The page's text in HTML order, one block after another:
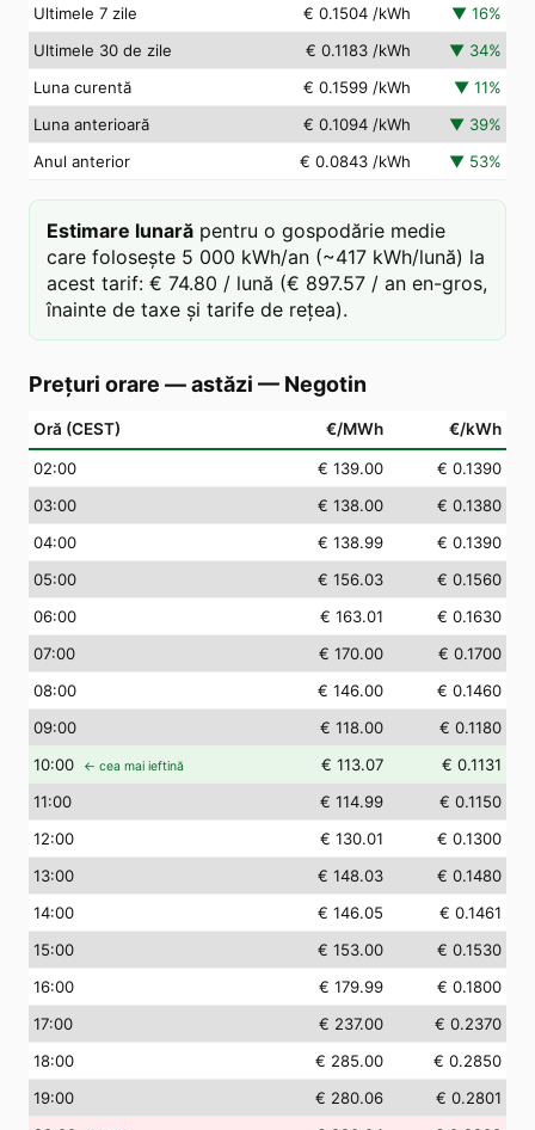
Ultimele 7 zile
€ 0.1504 /kWh ▼ 16%
Ultimele 30 de zile
€ 0.1183 /kWh ▼ 34%
Luna curentă
€ 0.1599 /kWh ▼ 11%
Luna anterioară
€ 0.1094 /kWh ▼ 39%
Anul anterior
€ 0.0843 /kWh ▼ 53%
Estimare lunară pentru o gospodărie medie
care folosește 5 000 kWh/an (~417 kWh/lună) la
acest tarif: € 74.80 / lună (€ 897.57 / an en-gros,
înainte de taxe și tarife de rețea).
Prețuri orare — astăzi — Negotin
Oră (CEST) €/MWh €/kWh
02:00 € 139.00
€ 0.1390
03:00 € 138.00
€ 0.1380
04:00 € 138.99
€ 0.1390
05:00 € 156.03
€ 0.1560
06:00 € 163.01
€ 0.1630
07:00 € 170.00
€ 0.1700
08:00 € 146.00
€ 0.1460
09:00 € 118.00
€ 0.1180
10:00 ← cea mai ieftină € 113.07
€ 0.1131
11:00 € 114.99
€ 0.1150
12:00 € 130.01
€ 0.1300
13:00 € 148.03
€ 0.1480
14:00 € 146.05
€ 0.1461
15:00 € 153.00
€ 0.1530
16:00 € 179.99
€ 0.1800
17:00 € 237.00
€ 0.2370
18:00 € 285.00
€ 0.2850
19:00 € 280.06
€ 0.2801